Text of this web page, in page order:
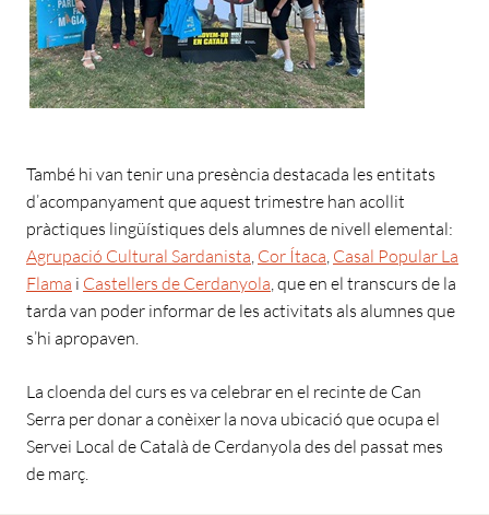
També hi van tenir una presència destacada les entitats
d’acompanyament que aquest trimestre han acollit
pràctiques lingüístiques dels alumnes de nivell elemental:
Agrupació Cultural Sardanista Cor Ítaca Casal Popular La
Flama i Castellers de Cerdanyola , que en el transcurs de la
tarda van poder informar de les activitats als alumnes que
s’hi apropaven.
La cloenda del curs es va celebrar en el recinte de Can
Serra per donar a conèixer la nova ubicació que ocupa el
Servei Local de Català de Cerdanyola des del passat mes
de març.